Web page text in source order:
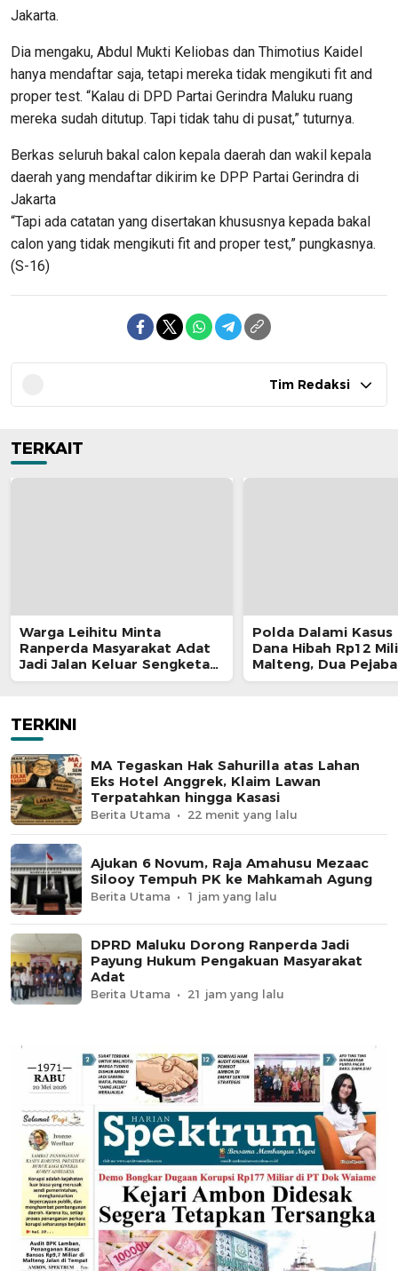
Jakarta.
Dia mengaku, Abdul Mukti Keliobas dan Thimotius Kaidel
hanya mendaftar saja, tetapi mereka tidak mengikuti fit and
proper test. “Kalau di DPD Partai Gerindra Maluku ruang
mereka sudah ditutup. Tapi tidak tahu di pusat,” tuturnya.
Berkas seluruh bakal calon kepala daerah dan wakil kepala
daerah yang mendaftar dikirim ke DPP Partai Gerindra di
Jakarta
“Tapi ada catatan yang disertakan khususnya kepada bakal
calon yang tidak mengikuti fit and proper test,” pungkasnya.
(S-16)
Tim Redaksi
TERKAIT
Warga Leihitu Minta
Ranperda Masyarakat Adat
Jadi Jalan Keluar Sengketa
Enam Dusun Tanjung Sial
Polda Dalami Kasus
Dana Hibah Rp12
Malteng, Dua
Pemkab Diperiksa
TERKINI
MA Tegaskan Hak Sahurilla atas Lahan
Eks Hotel Anggrek, Klaim Lawan
Terpatahkan hingga Kasasi
Berita Utama 22 menit yang lalu
Ajukan 6 Novum, Raja Amahusu Mezaac
Silooy Tempuh PK ke Mahkamah Agung
Berita Utama 1 jam yang lalu
DPRD Maluku Dorong Ranperda Jadi
Payung Hukum Pengakuan Masyarakat
Adat
Berita Utama 21 jam yang lalu